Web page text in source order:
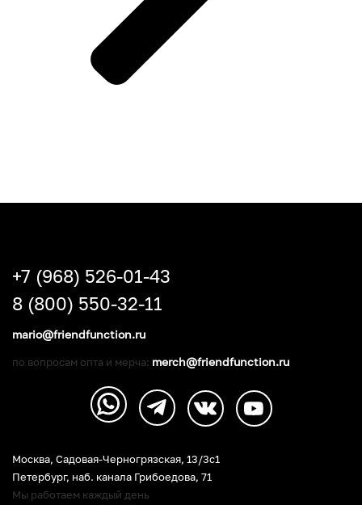
Москва, Садовая-Черногрязская, 13/3c1
Петербург, наб. канала Грибоедова, 71
Мы работаем каждый день
+7 (968) 526-01-43
8 (800) 550-32-11
mario@friendfunction.ru
по вопросам опта и мерча: merch@friendfunction.ru